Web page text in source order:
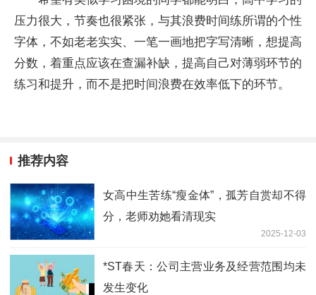
压力很大，节奏也很紧张，与其浪费时间练所谓的个性
字体，不如老老实实、一笔一画地把字写清晰，想提高
分数，着重点应该在查漏补缺，提高自己对薄弱环节的
练习和提升，而不是把时间浪费在效率低下的环节。
推荐内容
女高中生苦练“瘦金体”，孤芳自赏却不得
分，老师劝她看清现实
2025-12-03
*ST春天：公司主营业务及经营范围均未
发生变化